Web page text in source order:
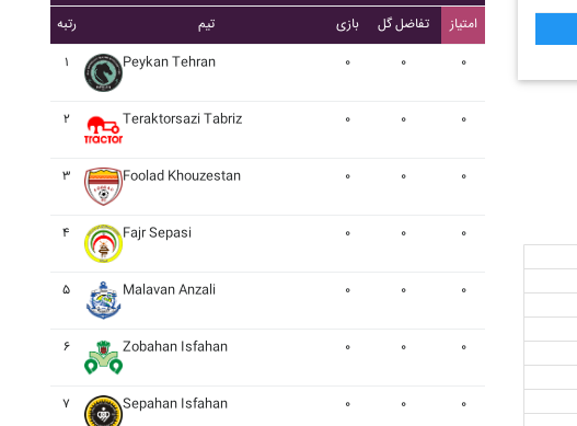
رتبه تیم بازی تفاضل گل
امتیاز
۱
Peykan Tehran ۰ ۰ ۰
۲ Teraktorsazi Tabriz ۰ ۰ ۰
۳ Foolad Khouzestan ۰ ۰ ۰
۴ Fajr Sepasi ۰ ۰ ۰
۵ Malavan Anzali ۰ ۰ ۰
۶ Zobahan Isfahan ۰ ۰ ۰
۷ Sepahan Isfahan ۰ ۰ ۰